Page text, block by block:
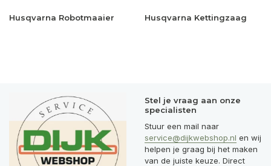
Husqvarna Robotmaaier Husqvarna Kettingzaag
Stel je vraag aan onze
specialisten
Stuur een mail naar
service@dijkwebshop.nl en wij
helpen je graag bij het maken
van de juiste keuze. Direct